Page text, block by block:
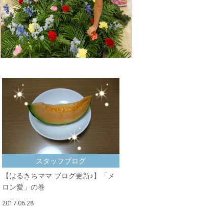
スタッフブログ
【はるきちママ ブログ更新♪】「メ
ロン愛」の巻
2017.06.28